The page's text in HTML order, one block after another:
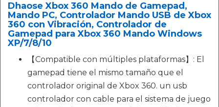
Dhaose Xbox 360 Mando de Gamepad,
Mando PC, Controlador Mando USB de Xbox
360 con Vibración, Controlador de
Gamepad para Xbox 360 Mando Windows
XP/7/8/10
【Compatible con múltiples plataformas】: El
gamepad tiene el mismo tamaño que el
controlador original de Xbox 360. un usb
controlador con cable para el sistema de juego